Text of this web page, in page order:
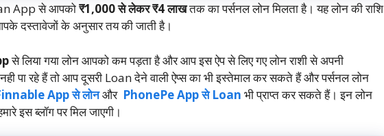
App से आपको₹1,000 से लेकर ₹4 लाखतक का पर्सनल लोन मिलता है। यह लोन की राशि
दस्तावेजों के अनुसार तय की जाती है।
से लिया गया लोन आपको कम पड़ता है और आप इस ऐप से लिए गए लोन राशी से अपनी
पा रहे हैं तो आप दूसरी Loan देने वाली ऐप्स का भी इस्तेमाल कर सकते हैं और पर्सनल लोन
App से लोनऔर PhonePe App से Loan भी प्राप्त कर सकते हैं। इन लोन
इस ब्लॉग पर मिल जाएगी।